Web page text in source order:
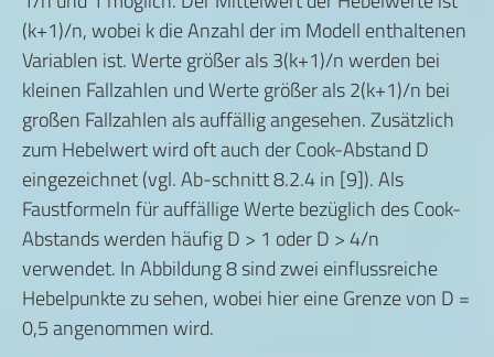
(k+1)/n, wobei k die Anzahl der im Modell enthaltenen
Variablen ist. Werte größer als 3(k+1)/n werden bei
kleinen Fallzahlen und Werte größer als 2(k+1)/n bei
großen Fallzahlen als auffällig angesehen. Zusätzlich
zum Hebelwert wird oft auch der Cook-Abstand D
eingezeichnet (vgl. Ab-schnitt 8.2.4 in [9]). Als
Faustformeln für auffällige Werte bezüglich des Cook-
Abstands werden häufig D > 1 oder D > 4/n
verwendet. In Abbildung 8 sind zwei einflussreiche
Hebelpunkte zu sehen, wobei hier eine Grenze von D =
0,5 angenommen wird.